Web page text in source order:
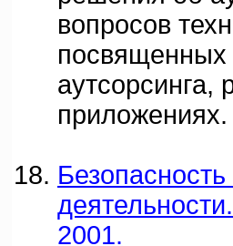
вопросов
посвященных
аутсорсинга,
приложениях.
2001.